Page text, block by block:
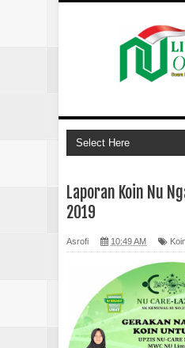
Laporan Koin Nu
2019
Asrofi 10:49 AM